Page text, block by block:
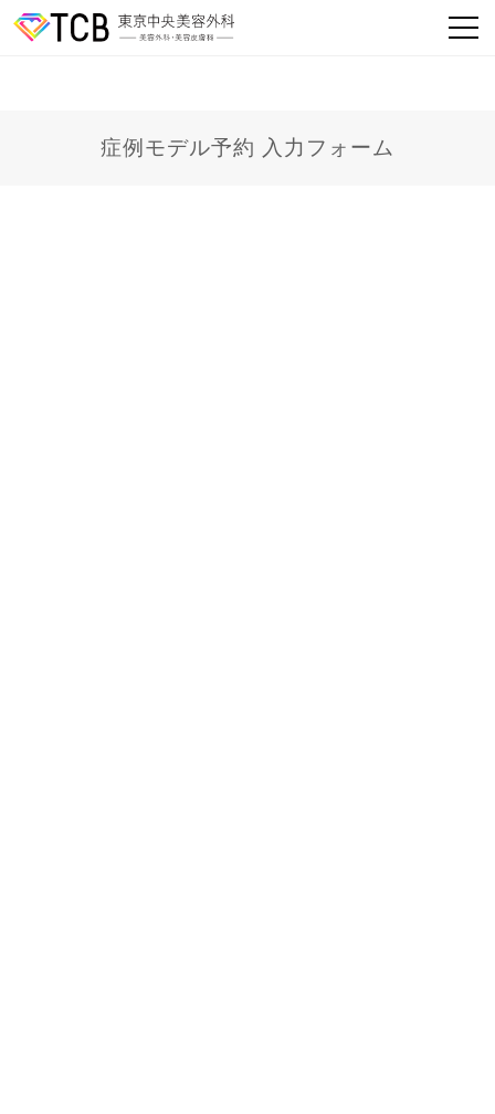
症例モデル予約 入力フォーム